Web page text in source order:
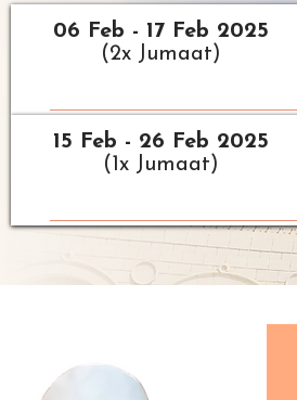
06 Feb - 17 Feb 2025
(2x Jumaat)
15 Feb - 26 Feb 2025
(1x Jumaat)